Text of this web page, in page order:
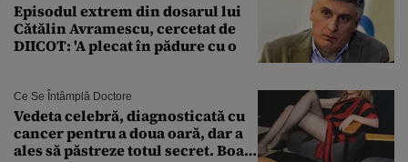
Episodul extrem din dosarul lui
Cătălin Avramescu, cercetat de
DIICOT: 'A plecat în pădure cu o
Ce Se Întâmplă Doctore
Vedeta celebră, diagnosticată cu
cancer pentru a doua oară, dar a
ales să păstreze totul secret. Boala